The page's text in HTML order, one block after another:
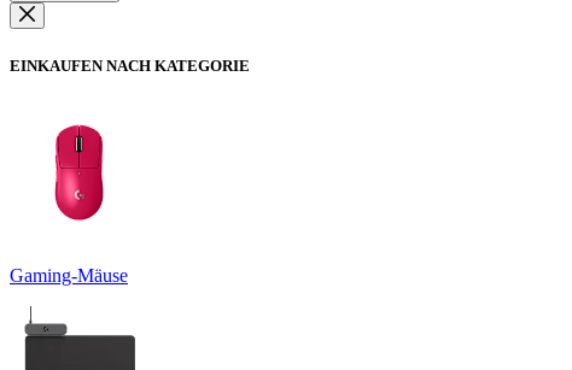
EINKAUFEN NACH KATEGORIE
Gaming-Mäuse